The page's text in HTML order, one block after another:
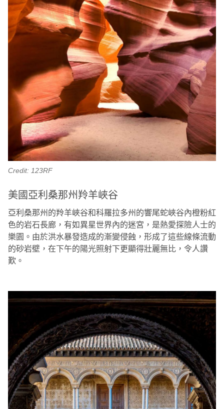
Credit: 123RF
美國亞利桑那州羚羊峽谷
亞利桑那州的羚羊峽谷和科羅拉多州的響尾蛇峽谷內橙粉紅
色的岩石長廊，有如異星世界內的迷宮，是熱愛探險人士的
樂園。由於洪水暴發造成的漸變侵蝕，形成了這些線條流動
的砂岩壁，在下午的陽光照射下更顯得壯麗無比，令人讚
歎。